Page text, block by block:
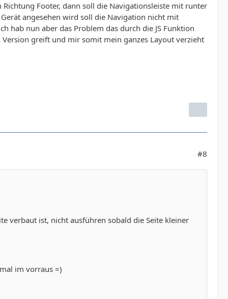
Footer, dann soll die Navigationsleiste mit runter
angesehen wird soll die Navigation nicht mit
hab nun aber das Problem das durch die JS Funktion
greift und mir somit mein ganzes Layout verzieht
#8
verbaut ist, nicht ausführen sobald die Seite kleiner
im vorraus =)